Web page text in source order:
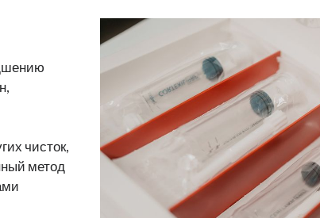
чисток,
метод